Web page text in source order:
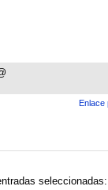
Enlace
seleccionadas: